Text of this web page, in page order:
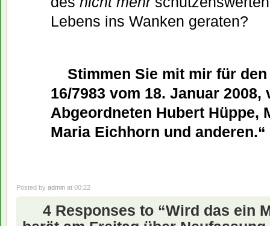
Lebens ins Wanken geraten?
Stimmen Sie mit mir für
16/7983 vom 18. Januar
Abgeordneten Hubert Hüppe,
Maria Eichhorn und anderen.“
Posted by admin at 00:22
4 Responses to “Wird das ein